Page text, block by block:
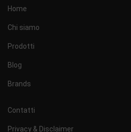
Home
Chi siamo
Prodotti
Blog
Brands
Contatti
Privacy & Disclaimer